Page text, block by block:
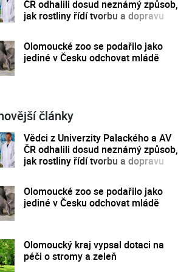
ČR odhalili dosud neznámý způsob,
jak rostliny řídí tvorbu a dopravu
Olomoucké zoo se podařilo jako
jediné v Česku odchovat mládě
články
Vědci z Univerzity Palackého a AV
ČR odhalili dosud neznámý způsob,
jak rostliny řídí tvorbu a dopravu
Olomoucké zoo se podařilo jako
jediné v Česku odchovat mládě
Olomoucký kraj vypsal dotaci na
péči o stromy a zeleň